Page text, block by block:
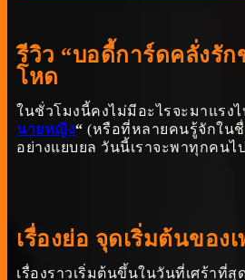
รีวิว “บอดี้การ์ดคลั่งรั
โหด
ในชั่วโมงนี้คงไม่มีอะไรจะมาแรง
นายหญิง“ (หรือที่หลายคนรู้จักในชื่
อย่างแยบยล วันนี้เราจะพาทุกคน
เรื่องย่อ จุดเริ่มต้นของ
เรื่องราวเริ่มต้นขึ้นในวันที่เศร้าที่สุ